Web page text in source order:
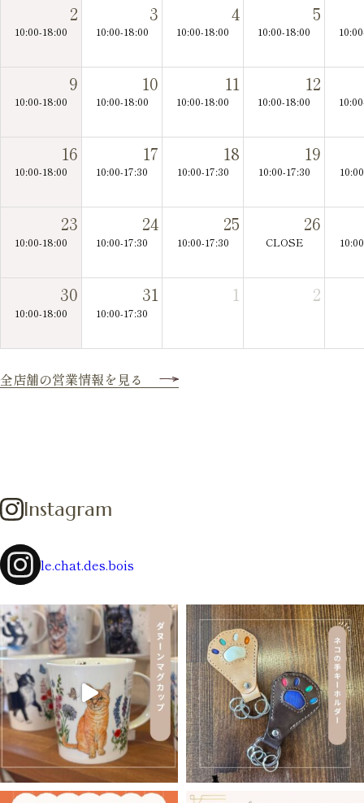
2
10:00-18:00
3
10:00-18:00
4
10:00-18:00
5
10:00-18:00
9
10:00-18:00
10
10:00-18:00
11
10:00-18:00
12
10:00-18:00
16
10:00-18:00
17
10:00-17:30
18
10:00-17:30
19
10:00-17:30
23
10:00-18:00
24
10:00-17:30
25
10:00-17:30
26
CLOSE
30
10:00-18:00
31
10:00-17:30
1 2
全店舗の営業情報を見る
Instagram
le.chat.des.bois